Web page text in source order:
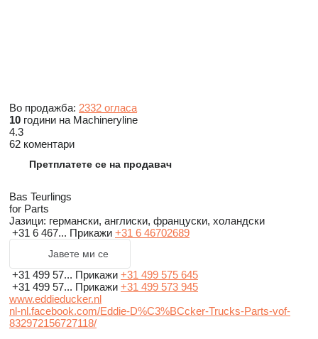
Во продажба: 2332 огласа
10 години на Machineryline
4.3
62 коментари
Претплатете се на продавач
Bas Teurlings
for Parts
Јазици: германски, англиски, француски, холандски
+31 6 467... Прикажи +31 6 46702689
Јавете ми се
+31 499 57... Прикажи +31 499 575 645
+31 499 57... Прикажи +31 499 573 945
www.eddieducker.nl
nl-nl.facebook.com/Eddie-D%C3%BCcker-Trucks-Parts-vof-
832972156727118/